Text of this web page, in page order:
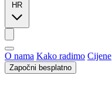
HR
O nama Kako radimo Cijene
Započni besplatno